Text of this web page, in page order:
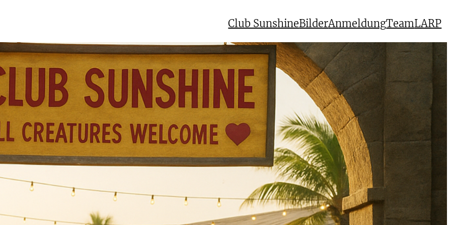
Club SunshineBilderAnmeldungTeamLARP